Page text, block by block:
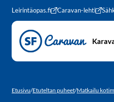
Siirry sivun sisältöön
Leirintäopas.fi Caravan-lehti
Etusivu/Etuteltan puheet/Matkailu